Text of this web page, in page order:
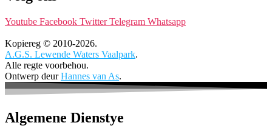
Youtube Facebook Twitter Telegram Whatsapp
Kopiereg © 2010-2026.
A.G.S. Lewende Waters Vaalpark.
Alle regte voorbehou.
Ontwerp deurHannes van As.
Algemene Dienstye